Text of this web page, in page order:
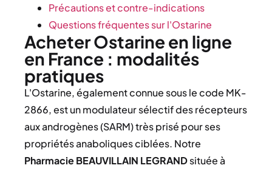
Précautions et contre-indications
Questions fréquentes sur l'Ostarine
Acheter Ostarine en ligne
en France : modalités
pratiques
L'Ostarine, également connue sous le code MK-
2866, est un modulateur sélectif des récepteurs
aux androgènes (SARM) très prisé pour ses
propriétés anaboliques ciblées. Notre
Pharmacie BEAUVILLAIN LEGRANDsituée à